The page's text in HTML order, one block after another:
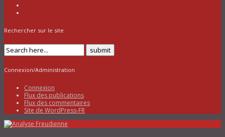
Rechercher sur le site
Connexion/Administration
Connexion
Flux des publications
Flux des commentaires
Site de WordPress-FR